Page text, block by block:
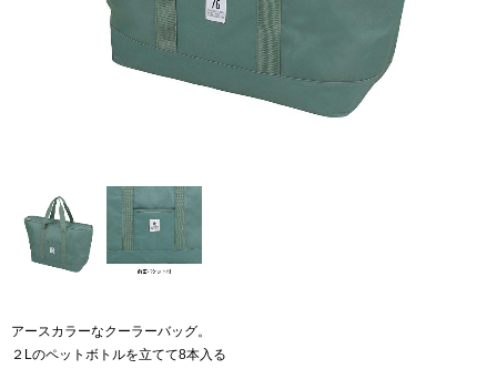
アースカラーなクーラーバッグ。
２Lのペットボトルを立てて8本入る